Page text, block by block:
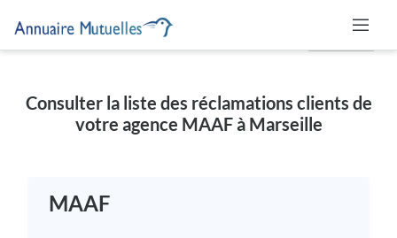
Consulter la liste des réclamations clients de
votre agence MAAF à Marseille
MAAF